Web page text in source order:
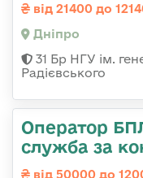
від 21400 до
Дніпро
31 Бр НГУ ім.
Радієвського
Оператор
служба за
від 50000 до